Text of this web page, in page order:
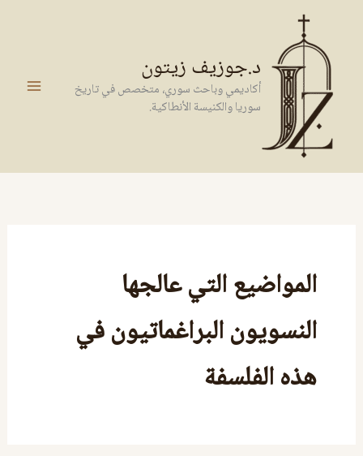
المحتوى
د.جوزيف زيتون
أكاديمي وباحث سوري، متخصص في تاريخ
سوريا والكنيسة الأنطاكية.
المواضيع التي عالجها
النسويون البراغماتيون في
هذه الفلسفة